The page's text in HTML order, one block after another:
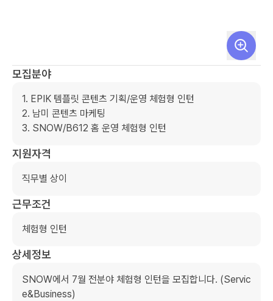
모집분야
﻿1. EPIK 템플릿 콘텐츠 기획/운영 체험형 인턴
﻿2. 남미 콘텐츠 마케팅
3. SNOW/B612 홈 운영 체험형 인턴
지원자격
직무별 상이
근무조건
체험형 인턴
상세정보
SNOW에서 7월 전분야 체험형 인턴을 모집합니다. (Servic
e&Business)